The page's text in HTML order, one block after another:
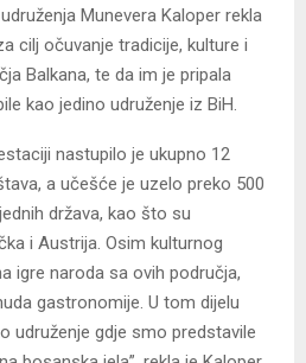
Munevera Kaloper rekla
cilj očuvanje tradicije, kulture i
Balkana, te da im je pripala
kao jedino udruženje iz BiH.
nastupilo je ukupno 12
a učešće je uzelo preko 500
država, kao što su
i Austrija. Osim kulturnog
igre naroda sa ovih područja,
gastronomije. U tom dijelu
udruženje gdje smo predstavile